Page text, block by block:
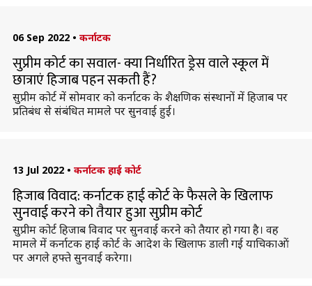
06 Sep 2022 • कर्नाटक
सुप्रीम कोर्ट का सवाल- क्या निर्धारित ड्रेस वाले स्कूल में
छात्राएं हिजाब पहन सकती हैं?
सुप्रीम कोर्ट में सोमवार को कर्नाटक के शैक्षणिक संस्थानों में हिजाब पर
प्रतिबंध से संबंधित मामले पर सुनवाई हुई।
13 Jul 2022 • कर्नाटक हाई कोर्ट
हिजाब विवाद: कर्नाटक हाई कोर्ट के फैसले के खिलाफ
सुनवाई करने को तैयार हुआ सुप्रीम कोर्ट
सुप्रीम कोर्ट हिजाब विवाद पर सुनवाई करने को तैयार हो गया है। वह
मामले में कर्नाटक हाई कोर्ट के आदेश के खिलाफ डाली गई याचिकाओं
पर अगले हफ्ते सुनवाई करेगा।